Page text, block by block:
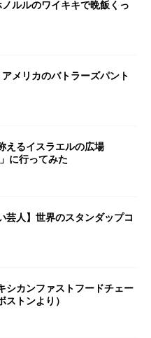
ルルのワイキキで晩飯くっ
メリカのバトラーズパント
えるイスラエルの広場
に行ってみた
芸人】世界のスタンダップコ
シカンファストフードチェー
トンより）